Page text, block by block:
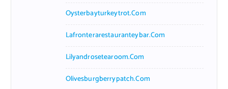
Oysterbayturkeytrot.com
Lafronterarestauranteybar.com
Lilyandrosetearoom.com
Olivesburgberrypatch.com